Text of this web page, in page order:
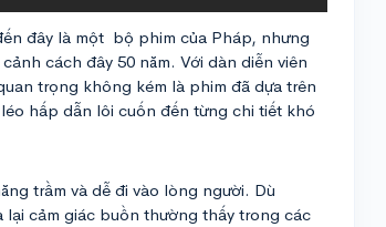
đây là một bộ phim của Pháp, nhưng
cách đây 50 năm. Với dàn diễn viên
trọng không kém là phim đã dựa trên
hấp dẫn lôi cuốn đến từng chi tiết khó
trầm và dễ đi vào lòng người. Dù
cảm giác buồn thường thấy trong các